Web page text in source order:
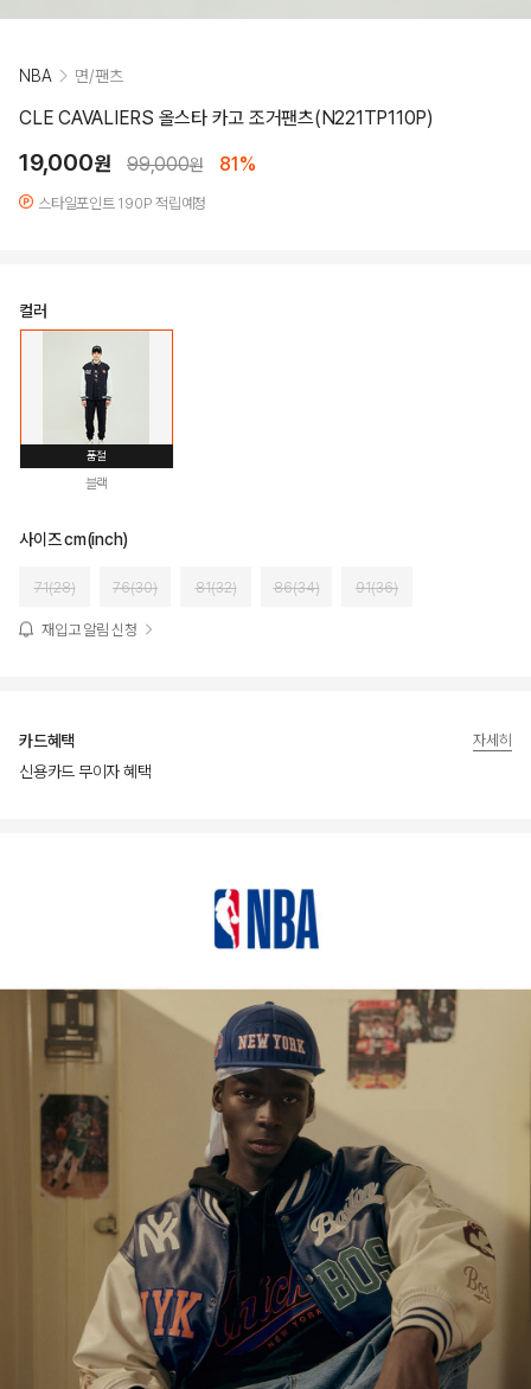
NBA 면/팬츠
CLE CAVALIERS 올스타 카고 조거팬츠(N221TP110P)
19,000원 99,000원 81%
스타일포인트 190P 적립예정
컬러
품절
블랙
사이즈 cm(inch)
71(28) 76(30) 81(32) 86(34) 91(36)
재입고 알림 신청
카드혜택
신용카드 무이자 혜택
자세히